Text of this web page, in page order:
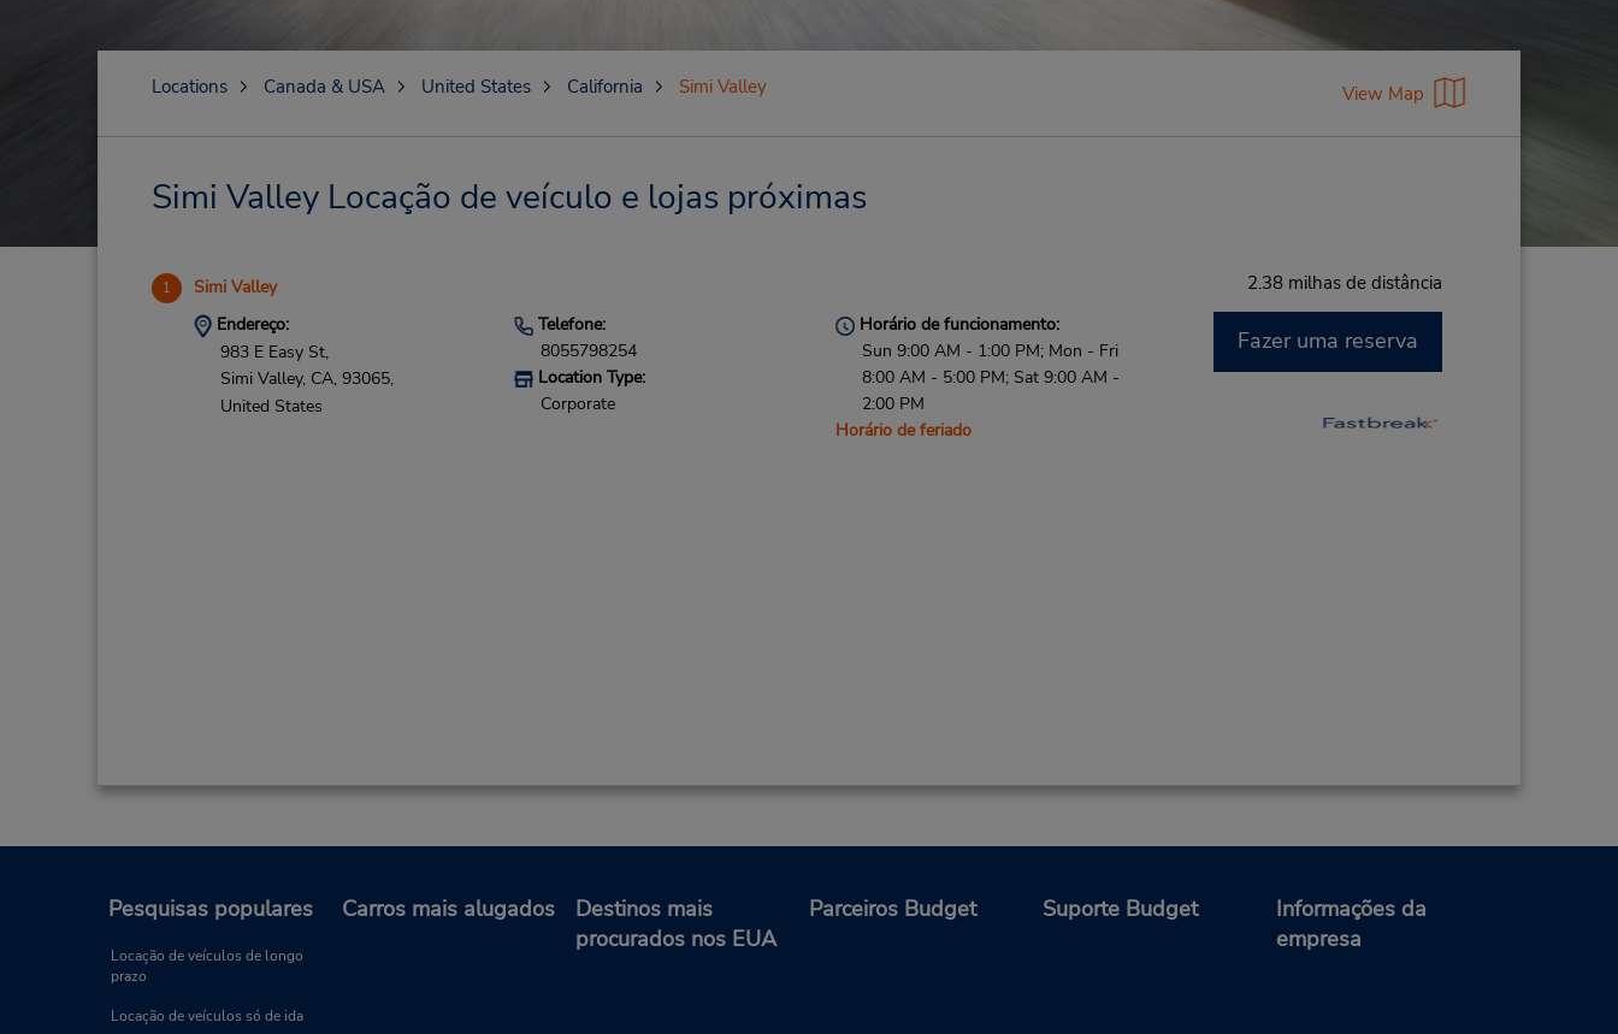
Locations Canada & USA United States California Simi Valley View Map
Simi Valley Locação de veículo e lojas próximas
1 Simi Valley 2.38 milhas de distância
Endereço:
983 E Easy St,
Simi Valley, CA, 93065,
United States
Telefone:
8055798254
Location Type:
Corporate
Horário de funcionamento:
Sun 9:00 AM - 1:00 PM; Mon - Fri
8:00 AM - 5:00 PM; Sat 9:00 AM -
2:00 PM
Horário de feriado
Fazer uma reserva
Pesquisas populares
Locação de veículos de longo
prazo
Locação de veículos só de ida
Carros mais alugados
Destinos mais
procurados nos EUA
Parceiros Budget Suporte Budget
Informações da
empresa